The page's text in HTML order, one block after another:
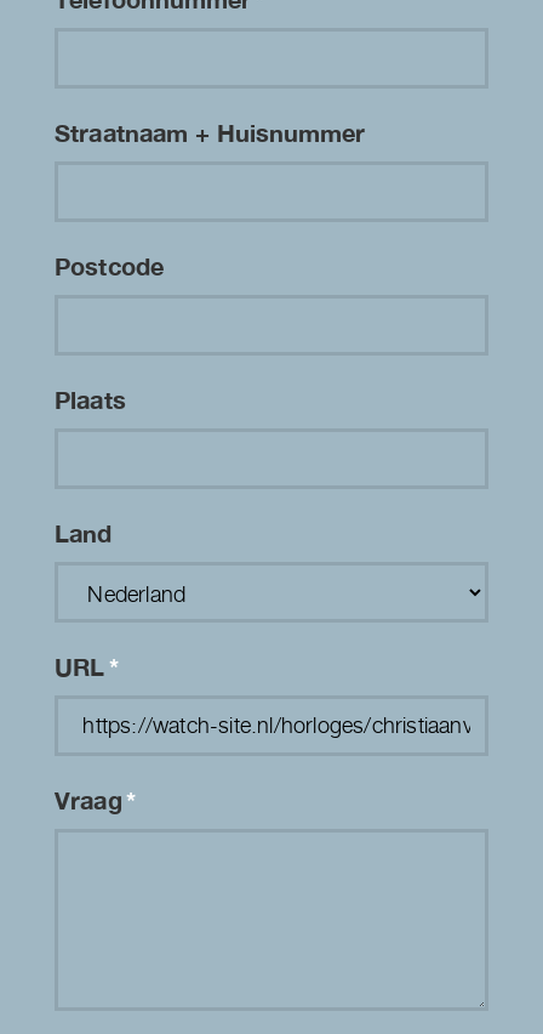
Straatnaam + Huisnummer
Postcode
Plaats
Land
URL*
Vraag*